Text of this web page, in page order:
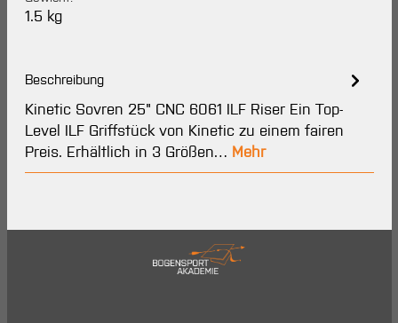
1.5 kg
Beschreibung
Kinetic Sovren 25" CNC 6061 ILF Riser Ein Top-
Level ILF Griffstück von Kinetic zu einem fairen
Preis. Erhältlich in 3 Größen… Mehr